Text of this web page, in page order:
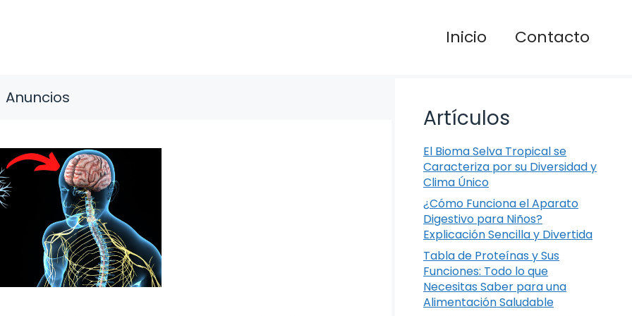
Inicio Contacto
Anuncios
Artículos
El Bioma Selva Tropical se
Caracteriza por su Diversidad y
Clima Único
¿Cómo Funciona el Aparato
Digestivo para Niños?
Explicación Sencilla y Divertida
Tabla de Proteínas y Sus
Funciones: Todo lo que
Necesitas Saber para una
Alimentación Saludable